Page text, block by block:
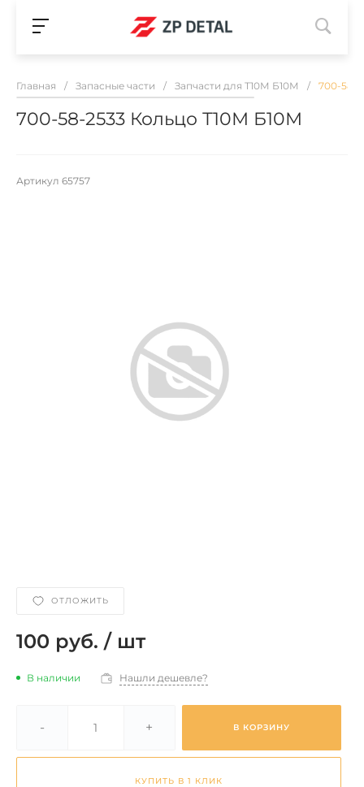
Главная / Запасные части / Запчасти для Т10М Б10М / 700-58-
700-58-2533 Кольцо Т10М Б10М
Артикул 65757
ОТЛОЖИТЬ
100 руб. / шт
В наличии Нашли дешевле?
- + В КОРЗИНУ
КУПИТЬ В 1 КЛИК